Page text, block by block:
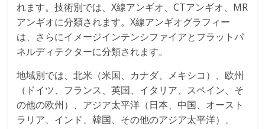
れます。技術別では、X線アンギオ、CTアンギオ、MR
アンギオに分類されます。X線アンギオグラフィー
は、さらにイメージインテンシファイアとフラットパ
ネルディテクターに分類されます。
地域別では、北米（米国、カナダ、メキシコ）、欧州
（ドイツ、フランス、英国、イタリア、スペイン、そ
の他の欧州）、アジア太平洋（日本、中国、オースト
ラリア、インド、韓国、その他のアジア太平洋）、